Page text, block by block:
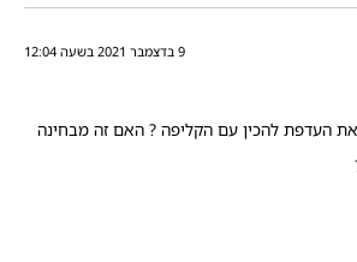
9 בדצמבר 2021 בשעה 12:04
העדפת להכין עם הקליפה ? האם זה מבחינה